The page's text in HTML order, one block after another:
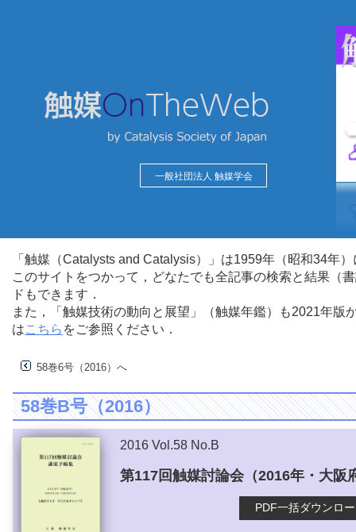
一般社団法人 触媒学会
「触媒（Catalysts and Catalysis）」は1959年（昭和34年
このサイトをつかって，どなたでも全記事の検索と結果（
ドもできます．
また，「触媒技術の動向と展望」（触媒年鑑）も2021年
はこちら をご参照ください．
58巻6号（2016）へ
58巻B号（2016）
2016 Vol.58 No.B
第117回触媒討論会（2016年・大阪
PDF一括ダウンロ